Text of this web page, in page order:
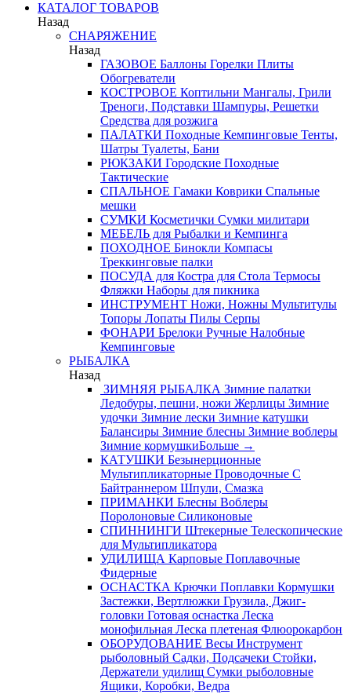
КАТАЛОГ ТОВАРОВ
Назад
СНАРЯЖЕНИЕ
Назад
ГАЗОВОЕ Баллоны Горелки Плиты
Обогреватели
КОСТРОВОЕ Коптильни Мангалы, Грили
Треноги, Подставки Шампуры, Решетки
Средства для розжига
ПАЛАТКИ Походные Кемпинговые Тенты,
Шатры Туалеты, Бани
РЮКЗАКИ Городские Походные
Тактические
СПАЛЬНОЕ Гамаки Коврики Спальные
мешки
СУМКИ Косметички Сумки милитари
МЕБЕЛЬ для Рыбалки и Кемпинга
ПОХОДНОЕ Бинокли Компасы
Треккинговые палки
ПОСУДА для Костра для Стола Термосы
Фляжки Наборы для пикника
ИНСТРУМЕНТ Ножи, Ножны Мультитулы
Топоры Лопаты Пилы Серпы
ФОНАРИ Брелоки Ручные Налобные
Кемпинговые
РЫБАЛКА
Назад
ЗИМНЯЯ РЫБАЛКА Зимние палатки
Ледобуры, пешни, ножи Жерлицы Зимние
удочки Зимние лески Зимние катушки
Балансиры Зимние блесны Зимние воблеры
Зимние кормушкиБольше →
КАТУШКИ Безынерционные
Мультипликаторные Проводочные С
Байтраннером Шпули, Смазка
ПРИМАНКИ Блесны Воблеры
Поролоновые Силиконовые
СПИННИНГИ Штекерные Телескопические
для Мультипликатора
УДИЛИЩА Карповые Поплавочные
Фидерные
ОСНАСТКА Крючки Поплавки Кормушки
Застежки, Вертлюжки Грузила, Джиг-
головки Готовая оснастка Леска
монофильная Леска плетеная Флюорокарбон
ОБОРУДОВАНИЕ Весы Инструмент
рыболовный Садки, Подсачеки Стойки,
Держатели удилищ Сумки рыболовные
Ящики, Коробки, Ведра